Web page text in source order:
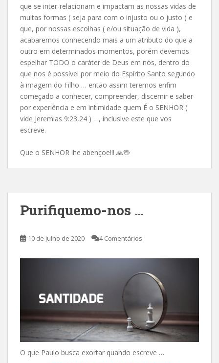
que se inter-relacionam e impactam as nossas vidas de
muitas formas ( seja para com o injusto ou o justo ) e
que, por nossas escolhas ( e/ou situação de vida ),
acabaremos conhecendo mais a um atributo do que a
outro em determinados momentos, porém devemos
espelhar TODO o caráter de Deus em nós, dentro do
que nos é possível por meio do Espírito Santo segundo
à imagem do Filho … então assim teremos enfim
começado a conhecer, compreender, discernir e saber
por experiência e em intimidade quem É o SENHOR (
vide Jeremias 9:23,24 ) …, inclusive este que vos
escreve.
Que o SENHOR lhe abençoe!!! 🙏🖖
Purifiquemo-nos …
10 de julho de 2020 4 Comentários
O que Paulo busca exortar quando escreve …